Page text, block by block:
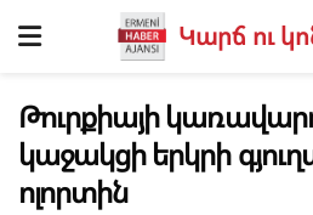
Կարճ ու
Թուրքիայի
կաջակցի երկրի
ոլորտին